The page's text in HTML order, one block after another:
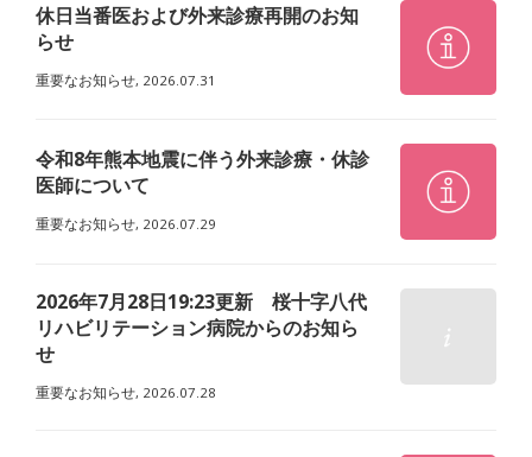
休日当番医および外来診療再開のお知
らせ
重要なお知らせ, 2026.07.31
令和8年熊本地震に伴う外来診療・休診
医師について
重要なお知らせ, 2026.07.29
2026年7月28日19:23更新 桜十字八代
リハビリテーション病院からのお知ら
せ
重要なお知らせ, 2026.07.28